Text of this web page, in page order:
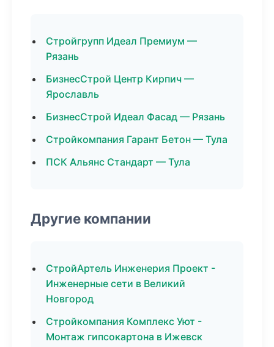
Стройгрупп Идеал Премиум —
Рязань
БизнесСтрой Центр Кирпич —
Ярославль
БизнесСтрой Идеал Фасад — Рязань
Стройкомпания Гарант Бетон — Тула
ПСК Альянс Стандарт — Тула
Другие компании
СтройАртель Инженерия Проект -
Инженерные сети в Великий
Новгород
Стройкомпания Комплекс Уют -
Монтаж гипсокартона в Ижевск